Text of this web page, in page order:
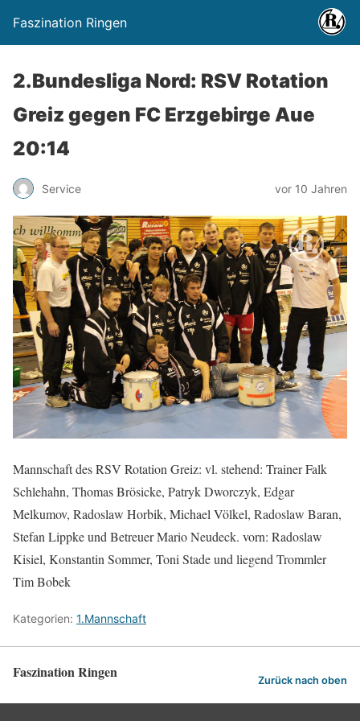
Faszination Ringen
2.Bundesliga Nord: RSV Rotation
Greiz gegen FC Erzgebirge Aue
20:14
Service vor 10 Jahren
Mannschaft des RSV Rotation Greiz: vl. stehend: Trainer Falk
Schlehahn, Thomas Brösicke, Patryk Dworczyk, Edgar
Melkumov, Radoslaw Horbik, Michael Völkel, Radoslaw Baran,
Stefan Lippke und Betreuer Mario Neudeck. vorn: Radoslaw
Kisiel, Konstantin Sommer, Toni Stade und liegend Trommler
Tim Bobek
Kategorien: 1.Mannschaft
Faszination Ringen Zurück nach oben